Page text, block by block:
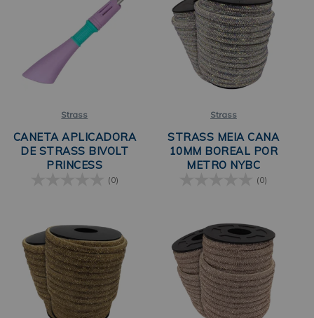
Strass
CANETA APLICADORA
DE STRASS BIVOLT
PRINCESS
(0)
Strass
STRASS MEIA CANA
10MM BOREAL POR
METRO NYBC
(0)